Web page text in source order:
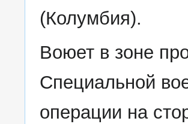
(Колумбия).
Воюет в зоне
Специальной
операции на